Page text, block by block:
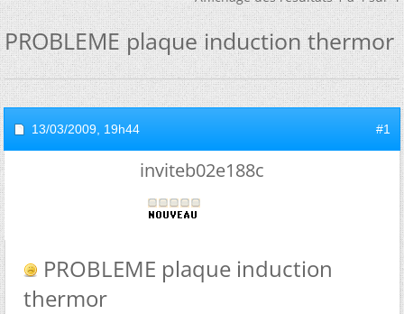
PROBLEME plaque induction thermor
13/03/2009, 19h44 #1
inviteb02e188c
PROBLEME plaque induction
thermor